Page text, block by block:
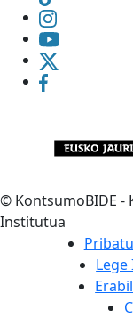
© KontsumoBIDE -
Institutua